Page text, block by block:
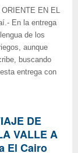
ORIENTE EN EL
En la entrega
de los
aunque
buscando
entrega con
DE
VALLE A
El Cairo